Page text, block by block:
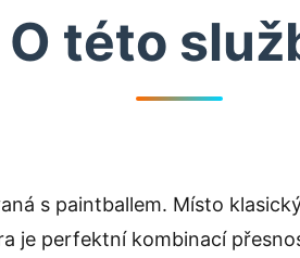
O této
s paintballem. Místo
je perfektní kombinací